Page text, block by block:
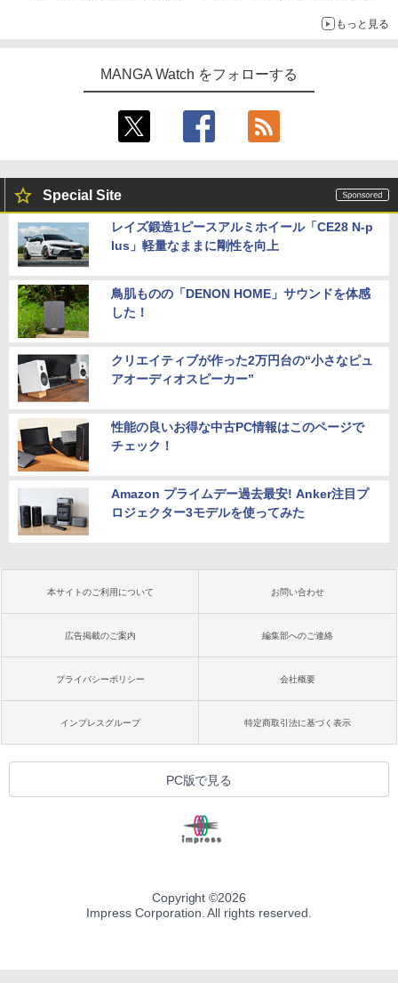
もっと見る
MANGA Watch をフォローする
Special Site
レイズ鍛造1ピースアルミホイール「CE28 N-p
lus」軽量なままに剛性を向上
鳥肌ものの「DENON HOME」サウンドを体感
した！
クリエイティブが作った2万円台の“小さなピュ
アオーディオスピーカー”
性能の良いお得な中古PC情報はこのページで
チェック！
Amazon プライムデー過去最安! Anker注目プ
ロジェクター3モデルを使ってみた
本サイトのご利用について お問い合わせ
広告掲載のご案内 編集部へのご連絡
プライバシーポリシー 会社概要
インプレスグループ 特定商取引法に基づく表示
PC版で見る
Copyright ©2026
Impress Corporation. All rights reserved.